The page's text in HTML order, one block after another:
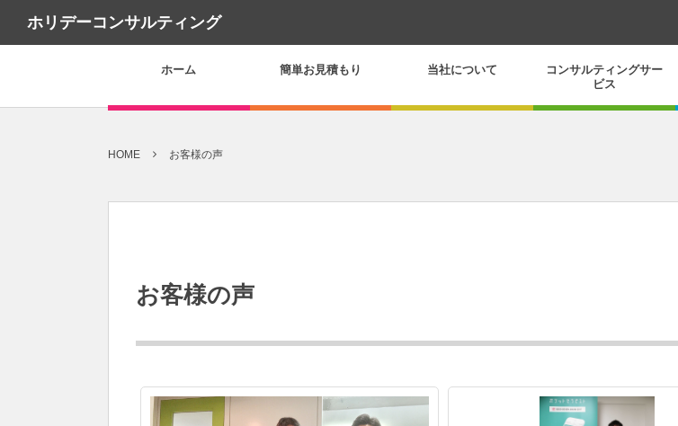
ホリデーコンサルティング
ホーム 簡単お見積もり 当社について
コンサルティングサー
ビス
HOME お客様の声
お客様の声